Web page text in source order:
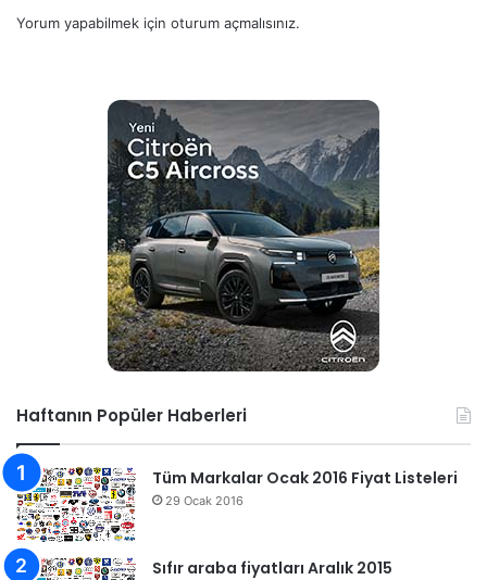
Yorum yapabilmek için oturum açmalısınız.
Haftanın Popüler Haberleri
Tüm Markalar Ocak 2016 Fiyat Listeleri
29 Ocak 2016
Sıfır araba fiyatları Aralık 2015